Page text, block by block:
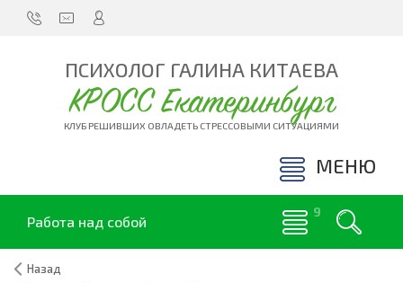
ПСИХОЛОГ ГАЛИНА КИТАЕВА
КРОСС Екатеринбург
КЛУБ РЕШИВШИХ ОВЛАДЕТЬ СТРЕССОВЫМИ СИТУАЦИЯМИ
МЕНЮ
Работа над собой
Назад